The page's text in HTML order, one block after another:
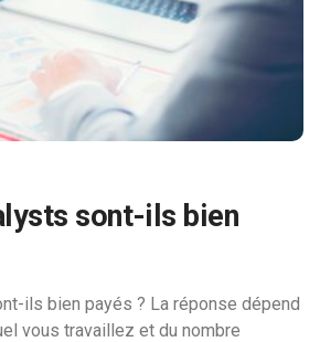
sont-ils bien
ils bien payés ? La réponse dépend
vous travaillez et du nombre